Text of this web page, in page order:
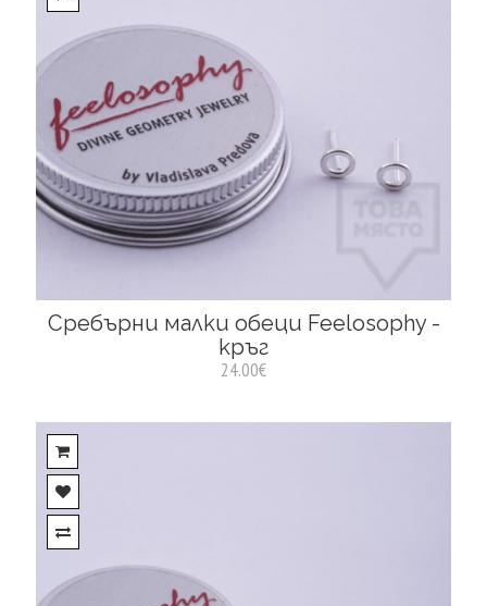
Сребърни малки обеци Feelosophy -
кръг
24.00€